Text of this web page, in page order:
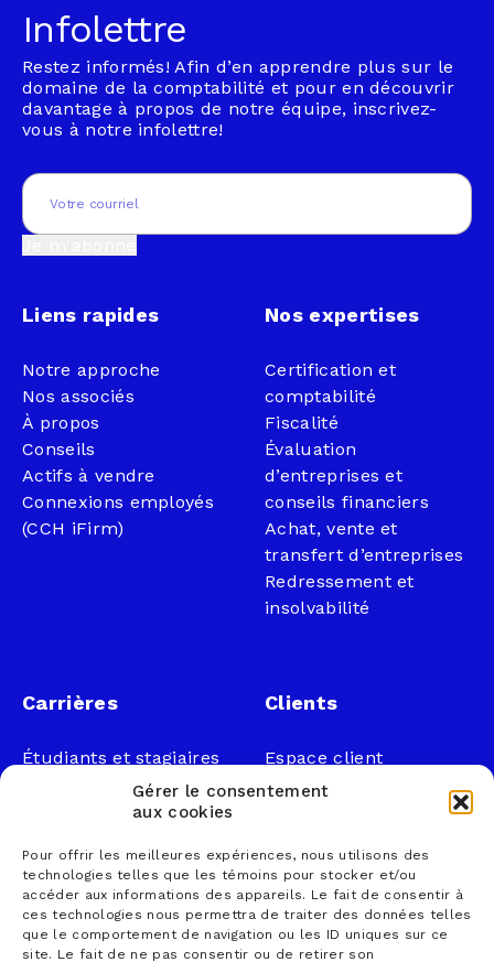
Gérer le consentement
aux cookies
Pour offrir les meilleures expériences, nous utilisons des
technologies telles que les témoins pour stocker et/ou
accéder aux informations des appareils. Le fait de consentir à
ces technologies nous permettra de traiter des données telles
que le comportement de navigation ou les ID uniques sur ce
site. Le fait de ne pas consentir ou de retirer son
Infolettre
Restez informés! Afin d’en apprendre plus sur le
domaine de la comptabilité et pour en découvrir
davantage à propos de notre équipe, inscrivez-
vous à notre infolettre!
Email
Liens rapides
Notre approche
Nos associés
À propos
Conseils
Actifs à vendre
Connexions employés
(CCH iFirm)
Nos expertises
Certification et
comptabilité
Fiscalité
Évaluation
d’entreprises et
conseils financiers
Achat, vente et
transfert d’entreprises
Redressement et
insolvabilité
Carrières
Étudiants et stagiaires
Professionnels
Nous joindre
1 866 833-2114 (sans
frais)
courrier@lemieuxnolet
.ca
Clients
Espace client
Légal
Loi sur la faillite et
l’insolvabilité
Politique de
confidentialité